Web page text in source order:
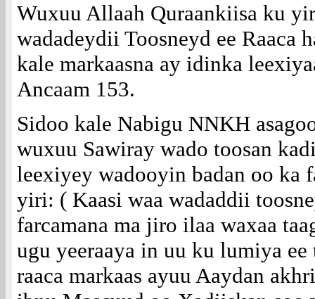
Wuxuu Allaah Quraankiisa ku
wadadeydii Toosneyd ee Raaca
kale markaasna ay idinka
Ancaam 153.
Sidoo kale Nabigu NNKH
wuxuu Sawiray wado toosan
leexiyey wadooyin badan oo ka
yiri: ( Kaasi waa wadaddii
farcamana ma jiro ilaa waxaa
ugu yeeraaya in uu ku lumiya
raaca markaas ayuu Aaydan